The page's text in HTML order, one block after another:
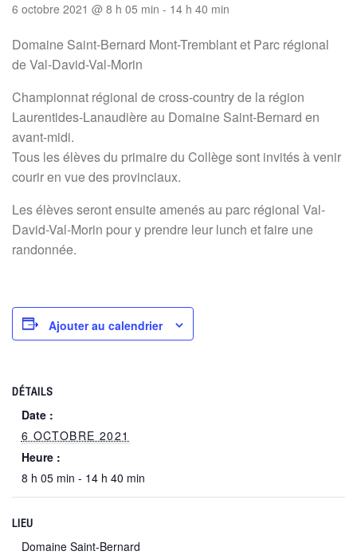
6 octobre 2021 @ 8 h 05 min - 14 h 40 min
Domaine Saint-Bernard Mont-Tremblant et Parc régional
de Val-David-Val-Morin
Championnat régional de cross-country de la région
Laurentides-Lanaudière au Domaine Saint-Bernard en
avant-midi.
Tous les élèves du primaire du Collège sont invités à venir
courir en vue des provinciaux.
Les élèves seront ensuite amenés au parc régional Val-
David-Val-Morin pour y prendre leur lunch et faire une
randonnée.
Ajouter au calendrier
DÉTAILS
Date :
6 OCTOBRE 2021
Heure :
8 h 05 min - 14 h 40 min
LIEU
Domaine Saint-Bernard